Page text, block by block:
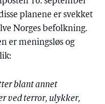
planene er svekket
Norges befolkning.
er meningsløs og
blant annet
ved terror, ulykker,